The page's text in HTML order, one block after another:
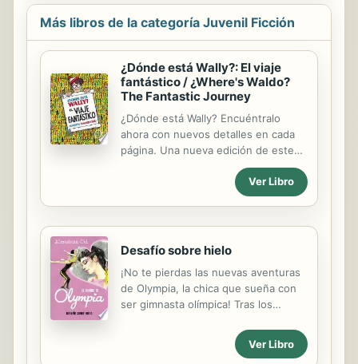
at the stroke of midnight-- Wendy
starts to change.
Más libros de la categoría Juvenil Ficción
¿Dónde está Wally?: El viaje
fantástico / ¿Where's Waldo?
The Fantastic Journey
¿Dónde está Wally? Encuéntralo
ahora con nuevos detalles en cada
página. Una nueva edición de este
clásico, perfecta para todos sus
fanáticos. Cuando creó a Wally,
Martin Handford no podía imaginar
su gorro se convertiríaen el
fenómeno mundial que es
ejemplares vendidos confirman que
todo el mundo está buscando a
Wally. Esta nueva entrega de ¿Dónde
solapas en cada página e incluye
nuevas y mejores búsquedas que la
Ver Libro
Desafío sobre hielo
¡No te pierdas las nuevas aventuras
de Olympia, la chica que sueña con
ser gimnasta olímpica! Tras los
manera de seguir adelante hacia los
Juegos de Pekín. Mientras lucha por
Ver Libro